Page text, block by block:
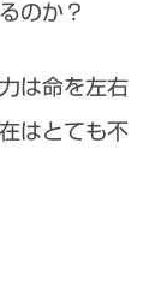
のか？
は命を左右
はとても不